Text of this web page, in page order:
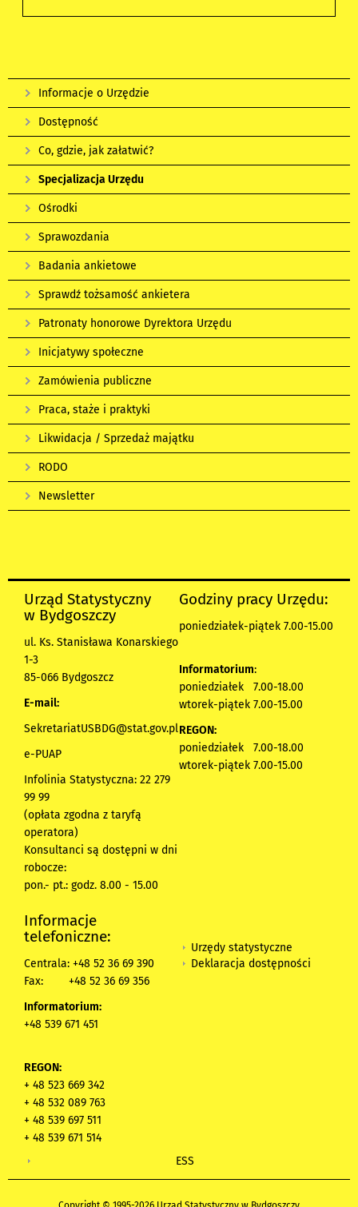
Informacje o Urzędzie
Dostępność
Co, gdzie, jak załatwić?
Specjalizacja Urzędu
Ośrodki
Sprawozdania
Badania ankietowe
Sprawdź tożsamość ankietera
Patronaty honorowe Dyrektora Urzędu
Inicjatywy społeczne
Zamówienia publiczne
Praca, staże i praktyki
Likwidacja / Sprzedaż majątku
RODO
Newsletter
Urząd Statystyczny
w Bydgoszczy
ul. Ks. Stanisława Konarskiego
1-3
85-066 Bydgoszcz
E-mail:
SekretariatUSBDG@stat.gov.pl
e-PUAP
Infolinia Statystyczna: 22 279
99 99
(opłata zgodna z taryfą
operatora)
Konsultanci są dostępni w dni
robocze:
pon.- pt.: godz. 8.00 - 15.00
Godziny pracy Urzędu:
poniedziałek-piątek 7.00-15.00
Informatorium:
poniedziałek 7.00-18.00
wtorek-piątek 7.00-15.00
REGON:
poniedziałek 7.00-18.00
wtorek-piątek 7.00-15.00
Informacje
telefoniczne:
Centrala: +48 52 36 69 390
Fax:
+48 52 36 69 356
Informatorium:
+48 539 671 451
REGON:
+ 48 523 669 342
+ 48 532 089 763
+ 48 539 697 511
+ 48 539 671 514
Urzędy statystyczne
Deklaracja dostępności
ESS